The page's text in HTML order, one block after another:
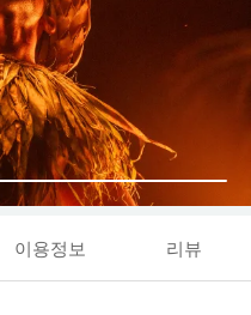
이용정보 리뷰